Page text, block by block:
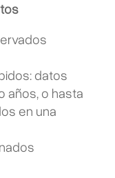
datos
años, o hasta
en una